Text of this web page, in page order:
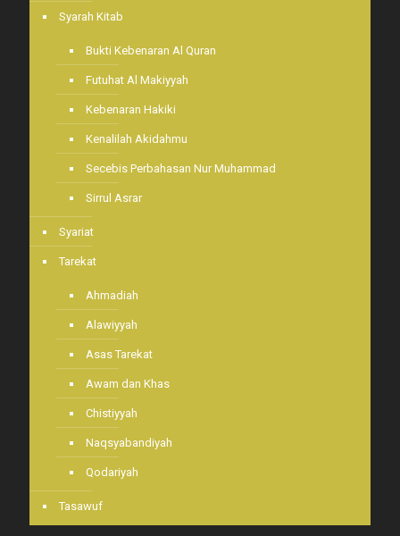
Syarah Kitab
Bukti Kebenaran Al Quran
Futuhat Al Makiyyah
Kebenaran Hakiki
Kenalilah Akidahmu
Secebis Perbahasan Nur Muhammad
Sirrul Asrar
Syariat
Tarekat
Ahmadiah
Alawiyyah
Asas Tarekat
Awam dan Khas
Chistiyyah
Naqsyabandiyah
Qodariyah
Tasawuf